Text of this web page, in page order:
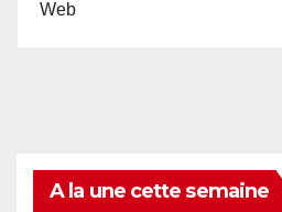
Web
A la une cette semaine